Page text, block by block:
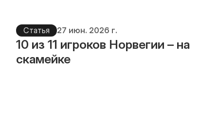
Статья 27 июн. 2026 г.
10 из 11 игроков Норвегии – на
скамейке